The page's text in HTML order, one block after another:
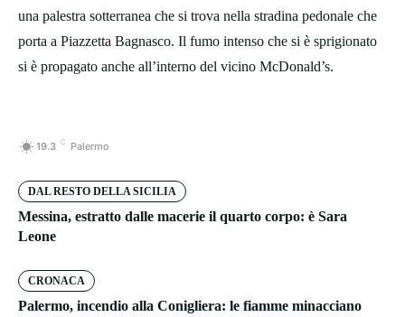
una palestra sotterranea che si trova nella stradina pedonale che
porta a Piazzetta Bagnasco. Il fumo intenso che si è sprigionato
si è propagato anche all’interno del vicino McDonald’s.
19.3 C Palermo
DAL RESTO DELLA SICILIA
Messina, estratto dalle macerie il quarto corpo: è Sara
Leone
CRONACA
Palermo, incendio alla Conigliera: le fiamme minacciano